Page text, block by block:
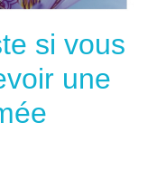
si vous
une